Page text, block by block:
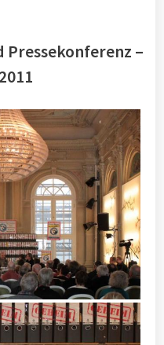
Pressekonferenz –